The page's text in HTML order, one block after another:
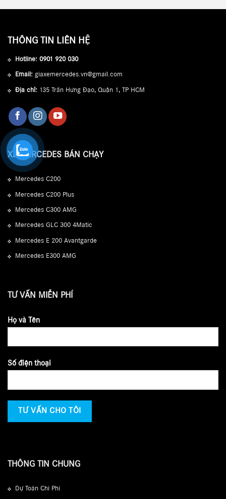
THÔNG TIN LIÊN HỆ
Hotline: 0901 920 030
Email: giaxemercedes.vn@gmail.com
Địa chỉ: 135 Trần Hưng Đạo, Quận 1, TP HCM
XE MERCEDES BÁN CHẠY
Mercedes C200
Mercedes C200 Plus
Mercedes C300 AMG
Mercedes GLC 300 4Matic
Mercedes E 200 Avantgarde
Mercedes E300 AMG
TƯ VẤN MIỄN PHÍ
Họ và Tên
Số điện thoại
THÔNG TIN CHUNG
Dự Toán Chi Phí